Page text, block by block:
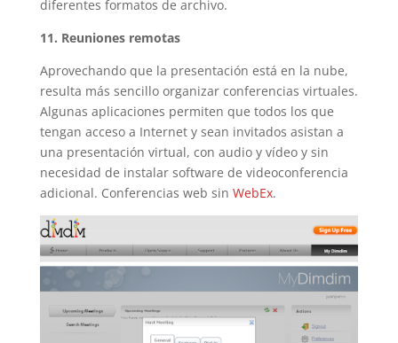
diferentes formatos de archivo.
11. Reuniones remotas
Aprovechando que la presentación está en la nube,
resulta más sencillo organizar conferencias virtuales.
Algunas aplicaciones permiten que todos los que
tengan acceso a Internet y sean invitados asistan a
una presentación virtual, con audio y vídeo y sin
necesidad de instalar software de videoconferencia
adicional. Conferencias web sin WebEx.